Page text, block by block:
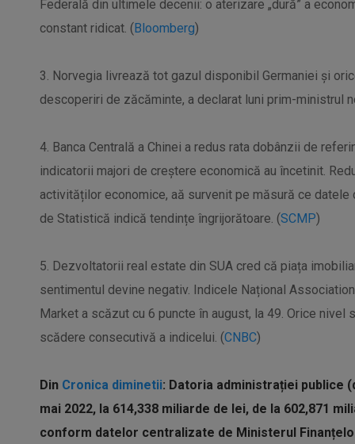
Federală din ultimele decenii: o aterizare „dură” a
constant ridicat. (Bloomberg)
3. Norvegia livrează tot gazul disponibil Germaniei și
descoperiri de zăcăminte, a declarat luni prim-ministrul
4. Banca Centrală a Chinei a redus rata dobânzii de
indicatorii majori de creștere economică au încetinit.
activităților economice, aă survenit pe măsură ce
de Statistică indică tendințe îngrijorătoare. (SCMP)
5. Dezvoltatorii real estate din SUA cred că piața
sentimentul devine negativ. Indicele Național
Market a scăzut cu 6 puncte în august, la 49. Orice
scădere consecutivă a indicelui. (CNBC)
Din Cronica diminetii: Datoria administrației publice
mai 2022, la 614,338 miliarde de lei, de la 602,871
conform datelor centralizate de Ministerul